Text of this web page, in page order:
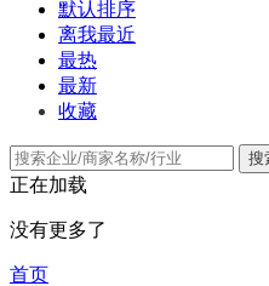
默认排序
离我最近
最热
最新
收藏
搜
正在加载
没有更多了
首页